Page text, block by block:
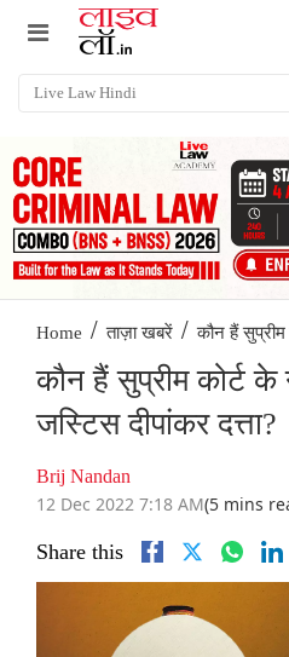
Home / ताज़ा खबरें / कौन हैं
कौन हैं सुप्रीम कोर्ट
जस्टिस दीपांकर दत्ता?
Brij Nandan
12 Dec 2022 7:18 AM(5 mins
Share this